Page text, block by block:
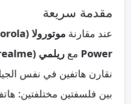
مقدمة سريعة
عند مقارنة
Power مع ريلمي (realme) 5i
نقارن هاتفين في نفس
بين فلسفتين مختلفتين: